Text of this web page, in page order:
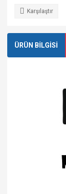
Karşılaştır
ÜRÜN BİLGİSİ